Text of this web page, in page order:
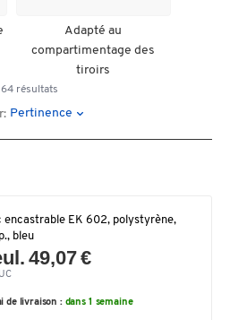
Adapté au
compartimentage des
tiroirs
64 résultats
Pertinence
encastrable EK 602, polystyrène,
bleu
49,07 €
de livraison : dans 1 semaine